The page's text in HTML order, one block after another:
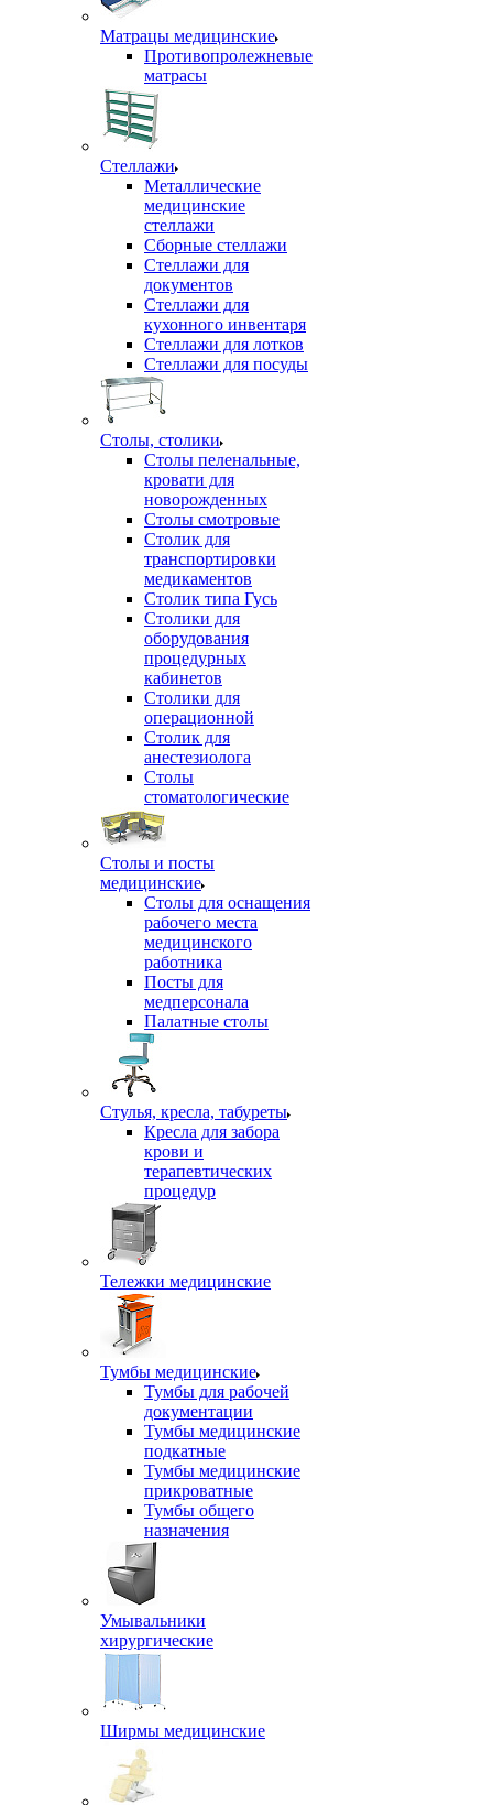
Матрацы медицинские
Противопролежневые
матрасы
Стеллажи
Металлические
медицинские
стеллажи
Сборные стеллажи
Стеллажи для
документов
Стеллажи для
кухонного инвентаря
Стеллажи для лотков
Стеллажи для посуды
Столы, столики
Столы пеленальные,
кровати для
новорожденных
Столы смотровые
Столик для
транспортировки
медикаментов
Столик типа Гусь
Столики для
оборудования
процедурных
кабинетов
Столики для
операционной
Столик для
анестезиолога
Столы
стоматологические
Столы и посты
медицинские
Столы для оснащения
рабочего места
медицинского
работника
Посты для
медперсонала
Палатные столы
Стулья, кресла, табуреты
Кресла для забора
крови и
терапевтических
процедур
Тележки медицинские
Тумбы медицинские
Тумбы для рабочей
документации
Тумбы медицинские
подкатные
Тумбы медицинские
прикроватные
Тумбы общего
назначения
Умывальники
хирургические
Ширмы медицинские